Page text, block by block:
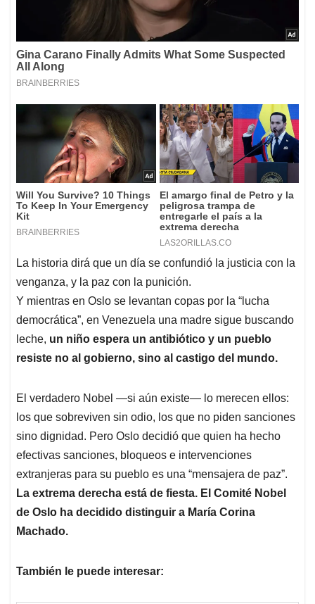
La historia dirá que un día se confundió la justicia con la
venganza, y la paz con la punición.
Y mientras en Oslo se levantan copas por la “lucha
democrática”, en Venezuela una madre sigue buscando
leche, un niño espera un antibiótico y un pueblo
resiste no al gobierno, sino al castigo del mundo.
El verdadero Nobel —si aún existe— lo merecen ellos:
los que sobreviven sin odio, los que no piden sanciones
sino dignidad. Pero Oslo decidió que quien ha hecho
efectivas sanciones, bloqueos e intervenciones
extranjeras para su pueblo es una “mensajera de paz”.
La extrema derecha está de fiesta. El Comité Nobel
de Oslo ha decidido distinguir a María Corina
Machado.
También le puede interesar: